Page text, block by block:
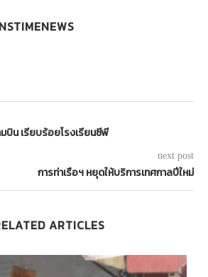
บิน เรียบร้อยโรงเรียนซีพี
next post
การท่าเรือฯ หยุดให้บริการเทศกาลปีใหม่
ARTICLES